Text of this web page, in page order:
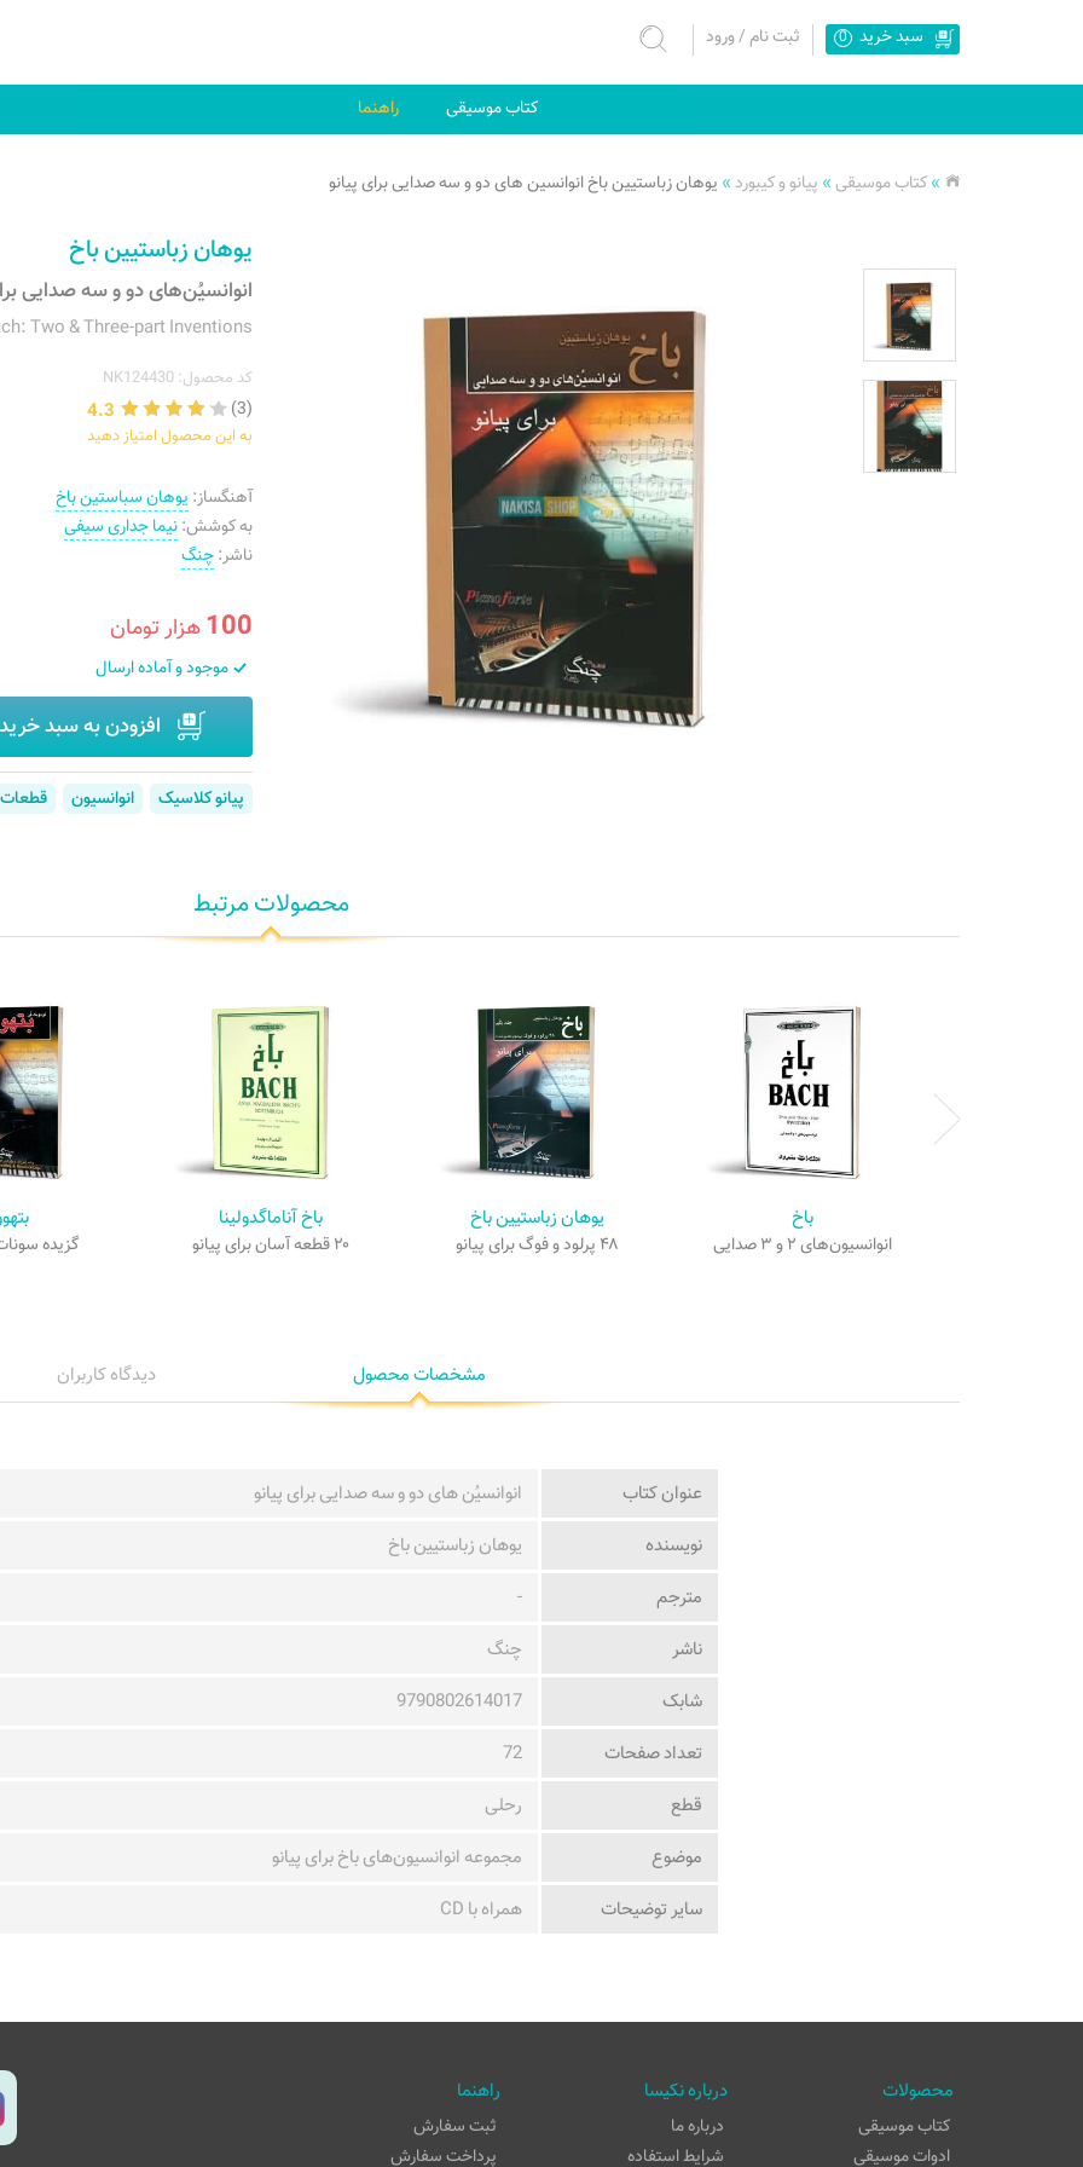
سبد خرید 0 ثبت نام/ورود
کتاب موسیقی راهنما
»کتاب موسیقی » پیانو و کیبورد » یوهان زباستیین باخ انوانسین های دو و سه صدایی برای پیانو
یوهان زباستیین باخ
انوانسیُن‌های دو و سه صدایی
Two & Three-part Inventions
کد محصول: NK124430
(3)
4.3
به این محصول امتیاز دهید
آهنگساز: یوهان سباستین باخ
به کوشش:نیما جداری سیفی
ناشر:چنگ
100هزار تومان
موجود و آماده ارسال
افزودن به سبد
پیانو کلاسیک انوانسیون قطعات
محصولات مرتبط
باخ
انوانسیون‌های ۲ و ۳ صدایی
یوهان زباستیین باخ
۴۸ پرلود و فوگ برای پیانو
باخ آناماگدولینا
۲۰ قطعه آسان برای پیانو گزیده
مشخصات محصول دیدگاه کاربران
عنوان کتاب
انوانسیُن های دو و سه صدایی برای پیانو
نویسنده
یوهان زباستیین باخ
مترجم
-
ناشر
چنگ
شابک
9790802614017
تعداد صفحات
72
قطع
رحلی
موضوع
مجموعه انوانسیون‌های باخ برای پیانو
ساير توضيحات
همراه با CD
محصولات
کتاب موسیقی
ادوات موسیقی
درباره نکیسا
درباره ما
شرایط استفاده
راهنما
ثبت سفارش
پرداخت سفارش